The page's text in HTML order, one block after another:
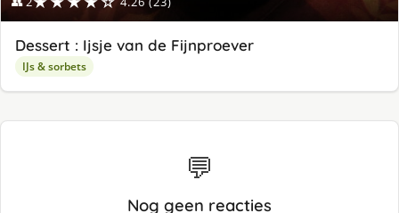
Dessert : Ijsje van de Fijnproever
IJs & sorbets
💬
Nog geen reacties